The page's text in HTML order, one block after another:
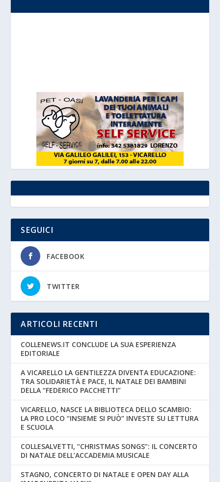
SEGUICI
FACEBOOK
TWITTER
ARTICOLI RECENTI
COLLENEWS.IT CONCLUDE LA SUA ESPERIENZA
EDITORIALE
A VICARELLO LA GENTILEZZA DIVENTA EDUCAZIONE:
TRA SOLIDARIETÀ E PACE, IL NATALE DEI BAMBINI
DELLA “FEDERICO PACCHETTI”
VICARELLO, NASCE LA BIBLIOTECA DELLO SCAMBIO:
LA PRO LOCO “INSIEME SI PUÒ” INVESTE SU LETTURA
E SCUOLA
COLLESALVETTI, “CHRISTMAS SONGS”: IL CONCERTO
DI NATALE DELL’ACCADEMIA MUSICALE
STAGNO, CONCERTO DI NATALE E OPEN DAY ALLA